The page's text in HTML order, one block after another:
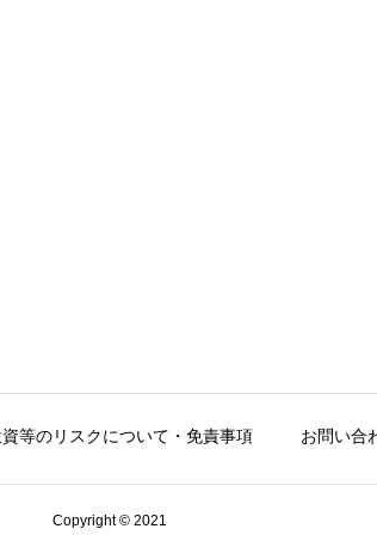
等のリスクについて・免責事項 お問い合
Copyright © 2021